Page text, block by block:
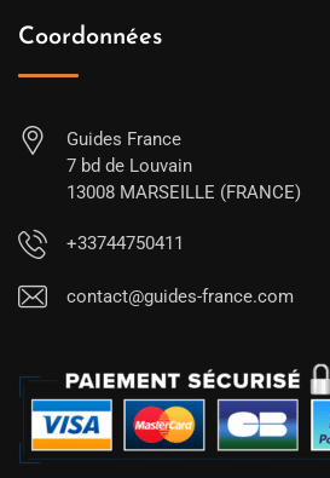
Coordonnées
Guides France
7 bd de Louvain
13008 MARSEILLE (FRANCE)
+33744750411
contact@guides-france.com